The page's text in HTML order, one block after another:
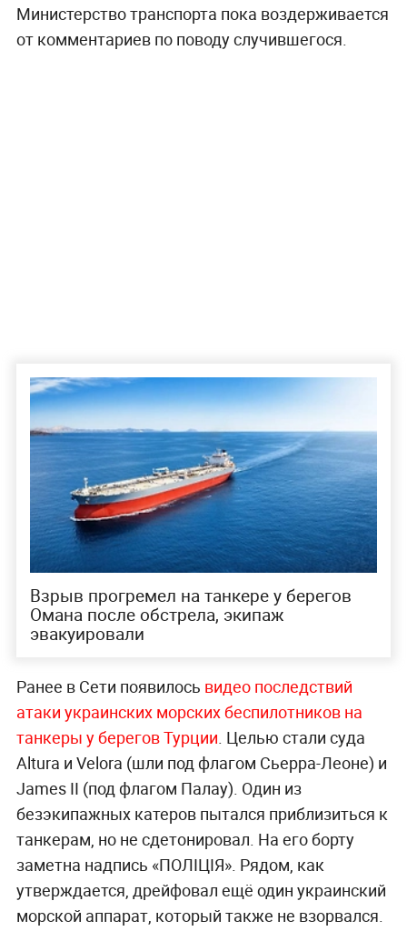
Министерство транспорта пока воздерживается
от комментариев по поводу случившегося.
Взрыв прогремел на танкере у берегов
Омана после обстрела, экипаж
эвакуировали
Ранее в Сети появилось видео последствий
атаки украинских морских беспилотников на
танкеры у берегов Турции. Целью стали суда
Altura и Velora (шли под флагом Сьерра-Леоне) и
James II (под флагом Палау). Один из
безэкипажных катеров пытался приблизиться к
танкерам, но не сдетонировал. На его борту
заметна надпись «ПОЛІЦІЯ». Рядом, как
утверждается, дрейфовал ещё один украинский
морской аппарат, который также не взорвался.